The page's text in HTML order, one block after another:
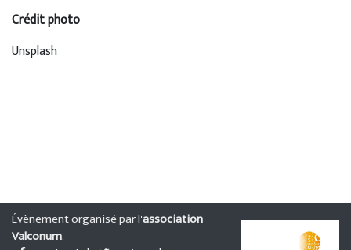
Crédit photo
Unsplash
Évènement organisé par l'association
Valconum.